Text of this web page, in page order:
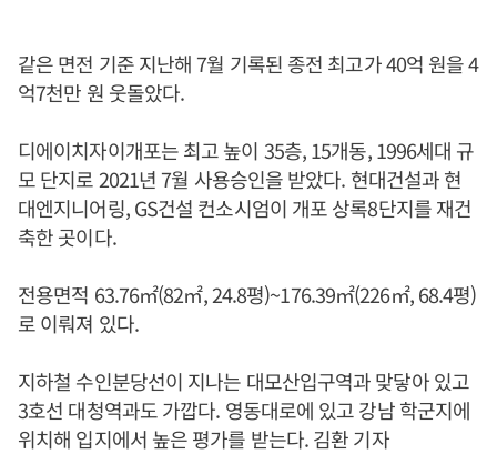
같은 면전 기준 지난해 7월 기록된 종전 최고가 40억 원을 4
억7천만 원 웃돌았다.
디에이치자이개포는 최고 높이 35층, 15개동, 1996세대 규
모 단지로 2021년 7월 사용승인을 받았다. 현대건설과 현
대엔지니어링, GS건설 컨소시엄이 개포 상록8단지를 재건
축한 곳이다.
전용면적 63.76㎡(82㎡, 24.8평)~176.39㎡(226㎡, 68.4평)
로 이뤄져 있다.
지하철 수인분당선이 지나는 대모산입구역과 맞닿아 있고
3호선 대청역과도 가깝다. 영동대로에 있고 강남 학군지에
위치해 입지에서 높은 평가를 받는다. 김환 기자